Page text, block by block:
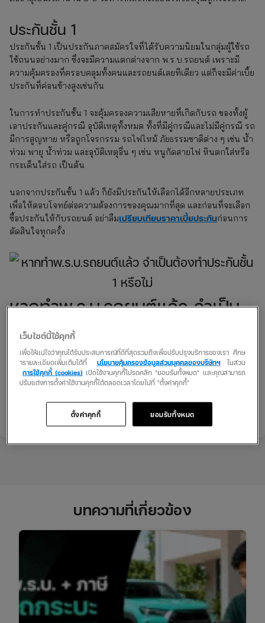
ประกันชั้น 1
ประกันชั้น 1 เป็นประกันภาคสมัครใจที่ได้รับความนิยมในกลุ่มผู้ใช้รถ
ใช้ถนนอย่างมาก ซึ่งจะมีความแตกต่างจาก พ.ร.บ.รถยนต์ เพราะมี
ความคุ้มครองที่ครอบคลุมทั้งคนและรถยนต์เลยทีเดียว แต่ก็จะมีค่าเบี้ย
ประกันที่ค่อนข้างสูงเช่นกัน
ในการทำประกันชั้น 1 จะคุ้มครองความเสียหายที่เกิดกับรถ ของทั้งผู้
เอาประกันและคู่กรณี อุบัติเหตุทั้งหมด ทั้งที่มีคู่กรณีและไม่มีคู่กรณี รถ
มีการสูญหาย หรือถูกโจรกรรม รถไฟไหม้ ภัยธรรมชาติต่าง ๆ เช่น น้ำ
ท่วม พายุ น้ำท่วม และอุบัติเหตุอื่น ๆ เช่น หนูกัดสายไฟ หินตกใส่หรือ
กระเด็นใส่รถ เป็นต้น
นอกจากประกันชั้น 1 แล้ว ก็ยังมีประกันให้เลือกได้อีกหลายประเภท
เพื่อให้ตอบโจทย์ต่อความต้องการของคุณมากที่สุด และก่อนที่จะเลือก
ซื้อประกันให้กับรถยนต์ อย่าลืมเปรียบเทียบราคาเบี้ยประกันก่อนการ
ตัดสินใจทุกครั้ง
หากทำพ.ร.บ.รถยนต์แล้ว จำเป็น
ต้องทำประกันชั้น 1 หรือไม่
ประกันชั้น 1 หรือชั้นอื่น ๆ เป็นประกันภัยแบบสมัครใจ ไม่ใช่ภาคบังคับ
เหมือน พ.ร.บ.รถยนต์ ซึ่งทั้งหมดทั้งมวลขึ้นอยู่กับความต้องการความ
คุ้มครองของแต่ละบุคคลมากกว่า หากต้องการความคุ้มครองที่
พ.ร.บ.รถยนต์ ได้เช่นกัน
บทความที่เกี่ยวข้อง
เว็บไซต์นี้ใช้คุกกี้
เพื่อให้แน่ใจว่าคุณได้รับประสบการณ์ที่ดีที่สุดรวมถึงเพื่อปรับปรุงบริการของเรา ศึกษ
ารายละเอียดเพิ่มเติมได้ที่
นโยบายคุ้มครองข้อมูลส่วนบุคคลของบริษัทฯในส่วน
การใช้คุกกี้ (cookies) เปิดใช้งานคุกกี้โปรดคลิก "ยอมรับทั้งหมด" และคุณสามารถ
ปรับแต่งการตั้งค่าใช้งานคุกกี้ได้ตลอดเวลาโดยไปที่ "ตั้งค่าคุกกี้"
ยอมรับทั้งหมด
ตั้งค่าคุกกี้